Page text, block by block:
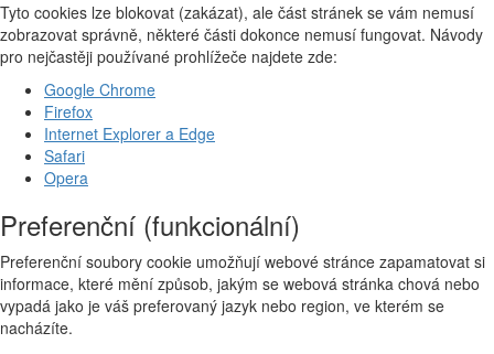
Tyto cookies lze blokovat (zakázat), ale část stránek se vám nemusí
zobrazovat správně, některé části dokonce nemusí fungovat. Návody
pro nejčastěji používané prohlížeče najdete zde:
Google Chrome
Firefox
Internet Explorer a Edge
Safari
Opera
Preferenční (funkcionální)
Preferenční soubory cookie umožňují webové stránce zapamatovat si
informace, které mění způsob, jakým se webová stránka chová nebo
vypadá jako je váš preferovaný jazyk nebo region, ve kterém se
nacházíte.